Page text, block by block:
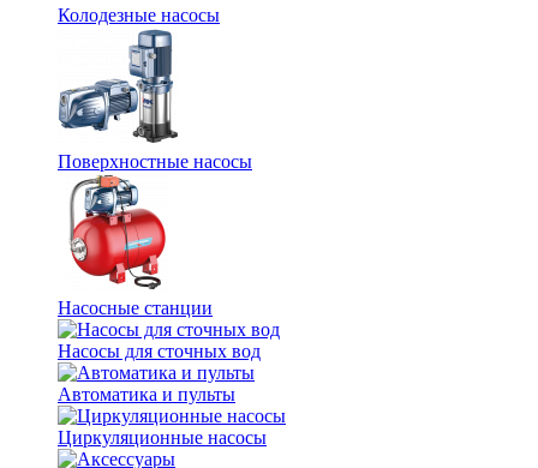
Колодезные насосы
Поверхностные насосы
Насосные станции
Насосы для сточных вод
Автоматика и пульты
Циркуляционные насосы